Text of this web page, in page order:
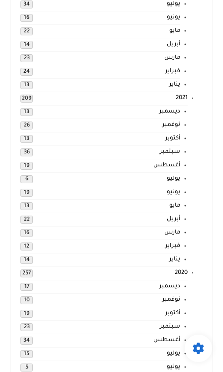
يوليو 34
يونيو 16
مايو 22
أبريل 14
مارس 23
فبراير 24
يناير 13
2021
209
ديسمبر 13
نوفمبر 26
أكتوبر 13
سبتمبر 36
أغسطس 19
يوليو 6
يونيو 19
مايو 13
أبريل 22
مارس 16
فبراير 12
يناير 14
2020
257
ديسمبر 17
نوفمبر 10
أكتوبر 19
سبتمبر 23
أغسطس 34
يوليو 15
يونيو 5